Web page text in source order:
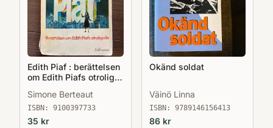
Edith Piaf : berättelsen
om Edith Piafs otroliga
Simone Berteaut
ISBN: 9100397733
35 kr
Okänd soldat
Väinö Linna
ISBN: 9789146156413
86 kr